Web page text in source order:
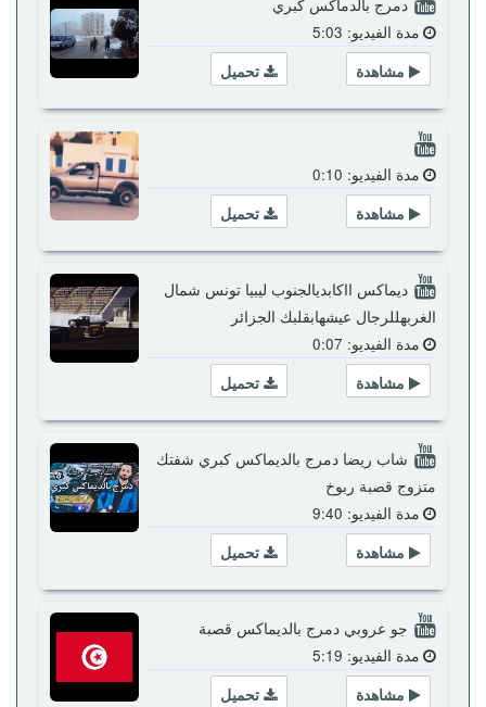
دمرج بالدماكس كبري
مدة الفيديو: 5:03
تحميل
مشاهدة
مدة الفيديو: 0:10
تحميل
مشاهدة
ديماكس ااكابديالجنوب ليبيا تونس شمال
الغربهللرجال عيشهابقلبك الجزائر
مدة الفيديو: 0:07
تحميل
مشاهدة
شاب ريضا دمرج بالديماكس كبري شفتك
متزوج قصبة ربوخ
مدة الفيديو: 9:40
تحميل
مشاهدة
جو عروبي دمرج بالديماكس قصبة
مدة الفيديو: 5:19
تحميل
مشاهدة